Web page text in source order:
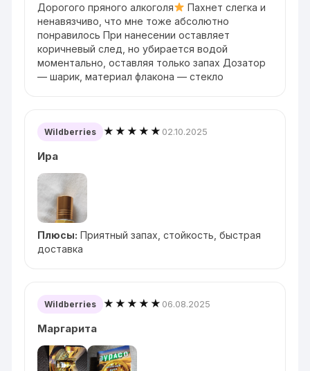
Дорогого пряного алкоголя
Пахнет слегка и
ненавязчиво, что мне тоже абсолютно
понравилось При нанесении оставляет
коричневый след, но убирается водой
моментально, оставляя только запах Дозатор
— шарик, материал флакона — стекло
Wildberries ★★★★★ 02.10.2025
Ира
Плюсы: Приятный запах, стойкость, быстрая
доставка
Wildberries ★★★★★ 06.08.2025
Маргарита